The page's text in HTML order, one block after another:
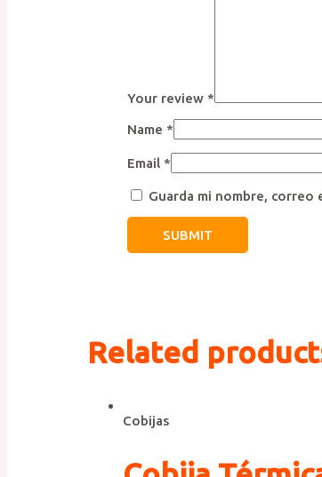
Your review *
Name *
Email *
Guarda mi nombre, correo
Related
Cobijas